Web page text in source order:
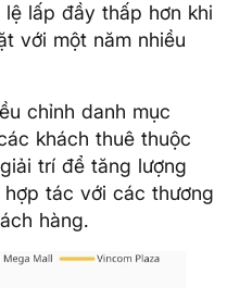
lấp đầy thấp hơn khi
với một năm nhiều
chỉnh danh mục
khách thuê thuộc
trí để tăng lượng
tác với các thương
hàng.